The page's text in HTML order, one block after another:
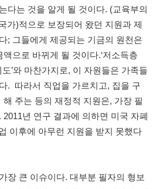
다는 것을 알게 될 것이다. (교육부의
가)적으로 보장되어 왔던 지원과 제
; 그들에게 제공되는 기금의 원천은
액으로 바뀌게 될 것이다.‘저소득층
도’와 마찬가지로, 이 자원들은 가족들
.
따라서 직업을 가르치고, 집을 구
해 주는 등의 재정적 지원은, 가장 필
. 2011년 연구 결과에 의하면 미국 자폐
이후에 아무런 지원을 받지 못했다
장 큰 이슈이다. 대부분 필자의 형보